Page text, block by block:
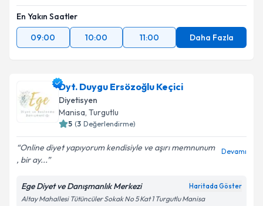
En Yakın Saatler
09:00
10:00 11:00 Daha Fazla
Dyt. Duygu Ersözoğlu Keçici
Diyetisyen
Manisa, Turgutlu
5 (3 Değerlendirme)
Online diyet yapıyorum kendisiyle ve aşırı memnunum
, bir ay...
Devamı
Ege Diyet ve Danışmanlık Merkezi Haritada Göster
Altay Mahallesi Tütüncüler Sokak No 5 Kat 1 Turgutlu Manisa